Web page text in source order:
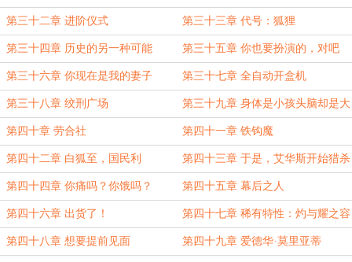
第三十二章 进阶仪式 第三十三章 代号：狐狸
第三十四章 历史的另一种可能 第三十五章 你也要扮演的，对吧
第三十六章 你现在是我的妻子 第三十七章 全自动开盒机
第三十八章 绞刑广场 第三十九章 身体是小孩头脑却是大
人的名侦探
第四十章 劳合社 第四十一章 铁钩魔
第四十二章 白狐至，国民利 第四十三章 于是，艾华斯开始猎杀
第四十四章 你痛吗？你饿吗？ 第四十五章 幕后之人
第四十六章 出货了！ 第四十七章 稀有特性：灼与耀之容
器
第四十八章 想要提前见面 第四十九章 爱德华·莫里亚蒂